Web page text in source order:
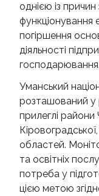
однією із
функціонування
погіршення
діяльності
господарювання.
Уманський
розташований у
прилеглі райони
областей.
та освітніх
потреба у
цією метою